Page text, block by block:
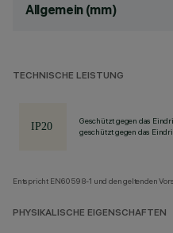
Allgemein (mm)
TECHNISCHE LEISTUNG
Geschützt gegen das
geschützt gegen das
Entspricht EN60598-1 und den geltenden
PHYSIKALISCHE EIGENSCHAFTEN